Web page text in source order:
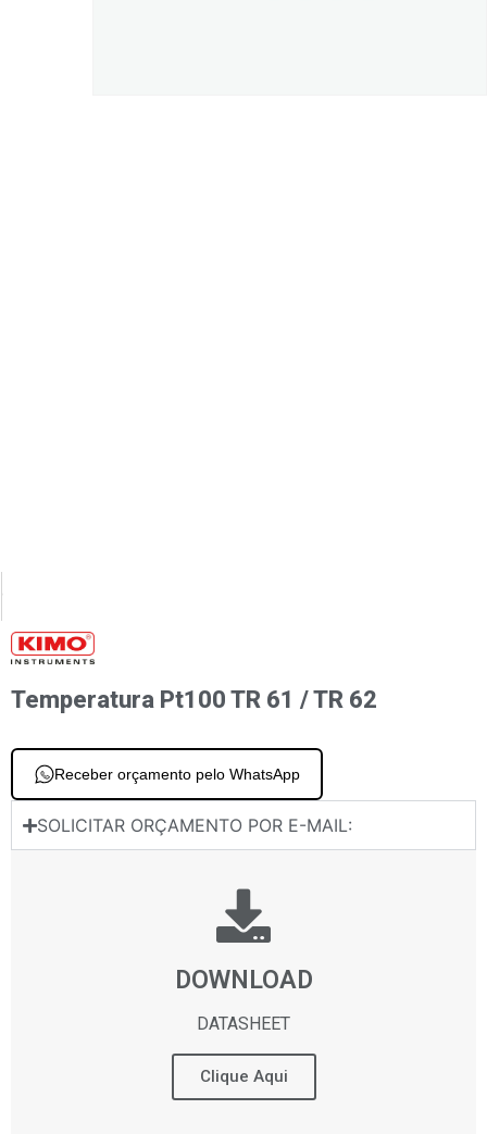
Temperatura Pt100 TR 61 / TR 62
Receber orçamento pelo WhatsApp
SOLICITAR ORÇAMENTO POR E-MAIL:
DOWNLOAD
DATASHEET
Clique Aqui